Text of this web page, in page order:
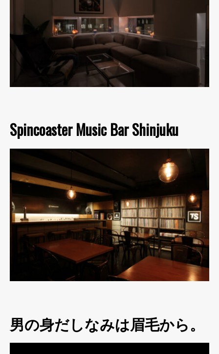
Spincoaster Music Bar Shinjuku
男の身だしなみは眉毛から。